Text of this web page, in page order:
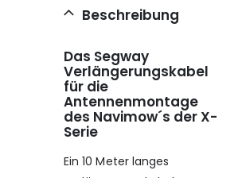
Beschreibung
Das Segway
Verlängerungskabel
für die
Antennenmontage
des Navimow´s der X-
Serie
Ein 10 Meter langes